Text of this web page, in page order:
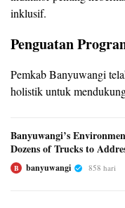
inklusif.
Penguatan
Pemkab Banyuwangi
holistik untuk
Banyuwangi’s
Dozens of Trucks to
B banyuwangi 858 hari